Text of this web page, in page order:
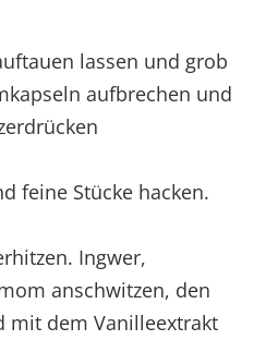
lassen und grob
aufbrechen und
feine Stücke hacken.
Ingwer,
anschwitzen, den
mit dem Vanilleextrakt